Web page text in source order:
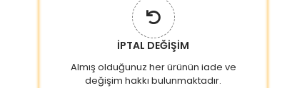
İPTAL DEĞİŞİM
Almış olduğunuz her ürünün iade ve
değişim hakkı bulunmaktadır.